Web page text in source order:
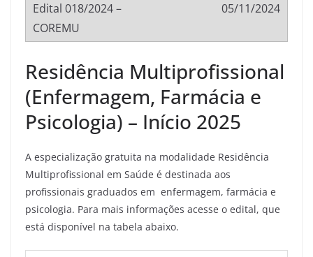
05/11/2024
Residência Multiprofissional
(Enfermagem, Farmácia e
Psicologia) – Início 2025
A especialização gratuita na modalidade Residência
Multiprofissional em Saúde é destinada aos
profissionais graduados em enfermagem, farmácia e
psicologia. Para mais informações acesse o edital, que
está disponível na tabela abaixo.